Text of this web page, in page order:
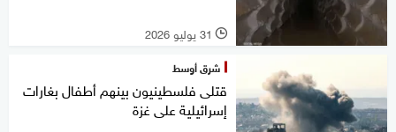
l 31 يوليو 2026
شرق أوسط
قتلى فلسطينيون بينهم أطفال بغارات
إسرائيلية على غزة